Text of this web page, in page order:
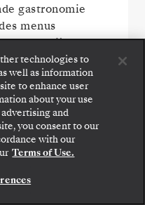
gastronomie
menus
en lumière une
des
raffinement
RESTAURATION
technologies to
well as information
to enhance user
about your use
and
you consent to our
with our
Terms of Use.